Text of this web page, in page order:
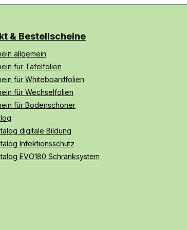
& Bestellscheine
allgemein
für Tafelfolien
für Whiteboardfolien
für Wechselfolien
für Bodenschoner
digitale Bildung
Infektionsschutz
EVO180 Schranksystem